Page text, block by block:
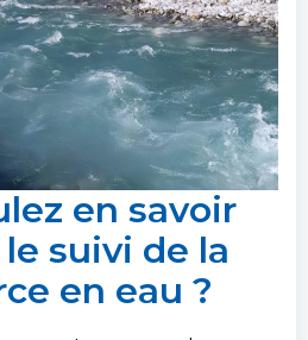
en savoir
suivi de la
en eau ?